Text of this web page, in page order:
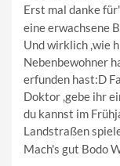
Erst mal danke
eine erwachsene
Und wirklich ,wie
Nebenbewohner
erfunden hast:D
Doktor ,gebe ihr
du kannst im
Landstraßen
Mach's gut Bodo